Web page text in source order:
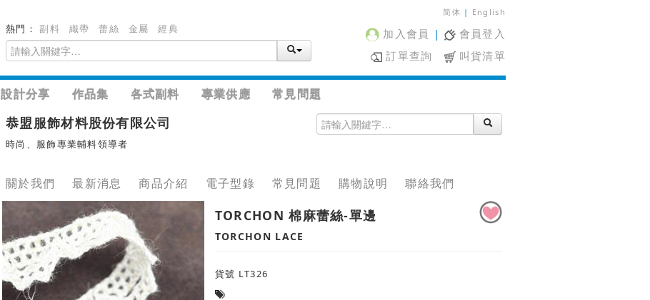
熱門：副料 織帶 蕾絲 金屬 經典
简体 | English
加入會員 |
會員登入
訂單查詢
叫貨清單
設計分享 作品集 各式副料 專業供應 常見問題
恭盟服飾材料股份有限公司
時尚、服飾專業輔料領導者
關於我們 最新消息 商品介紹 電子型錄 常見問題 購物說明 聯絡我們
TORCHON 棉麻蕾絲-單邊
TORCHON LACE
貨號 LT326